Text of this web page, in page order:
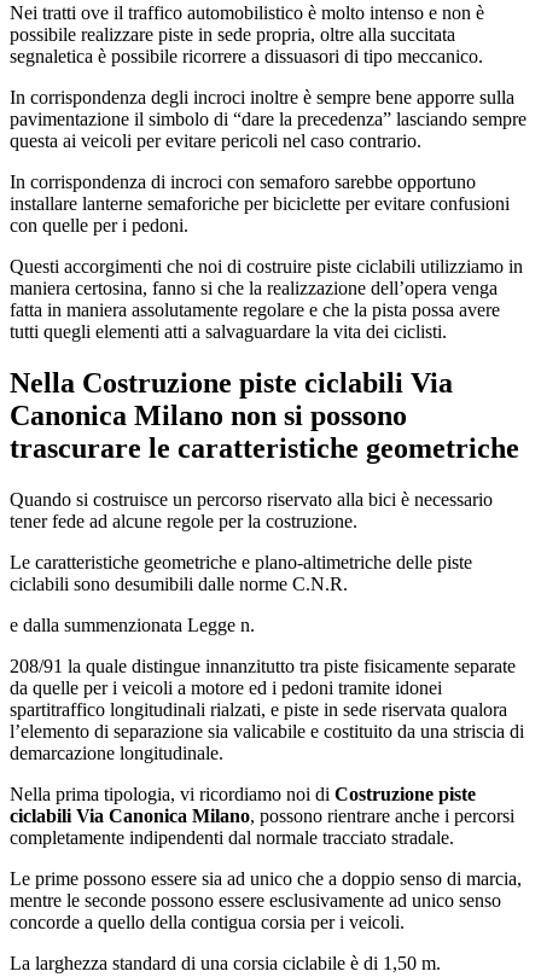
Nei tratti ove il traffico automobilistico è molto intenso e non è
possibile realizzare piste in sede propria, oltre alla succitata
segnaletica è possibile ricorrere a dissuasori di tipo meccanico.
In corrispondenza degli incroci inoltre è sempre bene apporre sulla
pavimentazione il simbolo di “dare la precedenza” lasciando sempre
questa ai veicoli per evitare pericoli nel caso contrario.
In corrispondenza di incroci con semaforo sarebbe opportuno
installare lanterne semaforiche per biciclette per evitare confusioni
con quelle per i pedoni.
Questi accorgimenti che noi di costruire piste ciclabili utilizziamo in
maniera certosina, fanno si che la realizzazione dell’opera venga
fatta in maniera assolutamente regolare e che la pista possa avere
tutti quegli elementi atti a salvaguardare la vita dei ciclisti.
Nella Costruzione piste ciclabili Via
Canonica Milano non si possono
trascurare le caratteristiche geometriche
Quando si costruisce un percorso riservato alla bici è necessario
tener fede ad alcune regole per la costruzione.
Le caratteristiche geometriche e plano-altimetriche delle piste
ciclabili sono desumibili dalle norme C.N.R.
e dalla summenzionata Legge n.
208/91 la quale distingue innanzitutto tra piste fisicamente separate
da quelle per i veicoli a motore ed i pedoni tramite idonei
spartitraffico longitudinali rialzati, e piste in sede riservata qualora
l’elemento di separazione sia valicabile e costituito da una striscia di
demarcazione longitudinale.
Nella prima tipologia, vi ricordiamo noi di Costruzione piste
ciclabili Via Canonica Milano, possono rientrare anche i percorsi
completamente indipendenti dal normale tracciato stradale.
Le prime possono essere sia ad unico che a doppio senso di marcia,
mentre le seconde possono essere esclusivamente ad unico senso
concorde a quello della contigua corsia per i veicoli.
La larghezza standard di una corsia ciclabile è di 1,50 m.